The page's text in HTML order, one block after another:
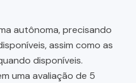
autônoma, precisando
assim como as
disponíveis.
uma avaliação de 5